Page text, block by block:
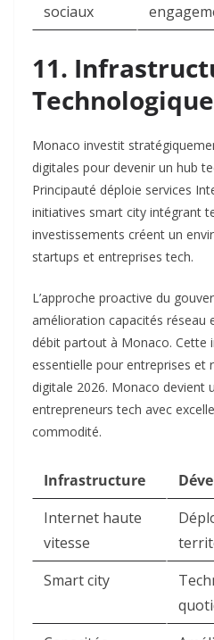
sociaux
11.
Monaco investit
digitales pour devenir un hub
Principauté déploie services
initiatives smart city intégrant
investissements créent un
startups et entreprises tech.​
L’approche proactive du
amélioration capacités réseau
débit partout à Monaco. Cette
essentielle pour entreprises et
digitale 2026. Monaco devient
entrepreneurs tech avec
commodité.​
Infrastructure
Internet haute
vitesse
Smart city